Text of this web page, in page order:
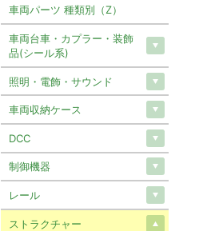
車両パーツ 種類別（Z）
車両台車・カプラー・装飾
品(シール系)
照明・電飾・サウンド
車両収納ケース
DCC
制御機器
レール
ストラクチャー